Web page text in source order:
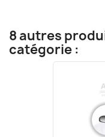
8 autres
catégorie :